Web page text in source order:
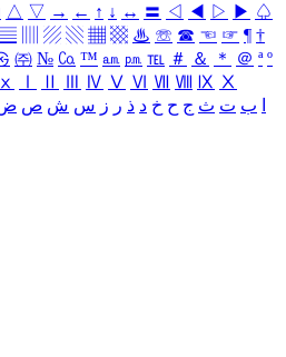
△ ▽ → ← ↑ ↓ ↔ 〓 ◁ ◀ ▷ ▶ ♤
▤ ▨ ▧ ▦ ▩ ♨ ☏ ☎ ☜ ☞ ¶ †
㈜ № ㏇ ™ ㏂ ㏘ ℡ ＃ ＆ ＊ ＠ ª º
ⅹ Ⅳ Ⅴ Ⅵ Ⅶ Ⅷ Ⅸ Ⅹ
ب ت ث ج ح خ د ذ ر ز س ش ص